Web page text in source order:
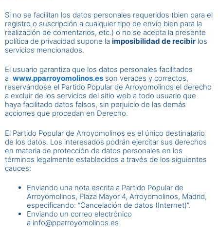
Si no se facilitan los datos personales requeridos (bien para el
registro o suscripción a cualquier tipo de envío bien para la
realización de comentarios, etc.) o no se acepta la presente
política de privacidad supone la imposibilidad de recibir los
servicios mencionados.
El usuario garantiza que los datos personales facilitados
a www.pparroyomolinos.es son veraces y correctos,
reservándose el Partido Popular de Arroyomolinos el derecho
a excluir de los servicios del sitio web a todo usuario que
haya facilitado datos falsos, sin perjuicio de las demás
acciones que procedan en Derecho.
El Partido Popular de Arroyomolinos es el único destinatario
de los datos. Los interesados podrán ejercitar sus derechos
en materia de protección de datos personales en los
términos legalmente establecidos a través de los siguientes
cauces:
Enviando una nota escrita a Partido Popular de
Arroyomolinos, Plaza Mayor 4, Arroyomolinos, Madrid,
especificando: “Cancelación de datos (Internet)”.
Enviando un correo electrónico
a info@pparroyomolinos.es